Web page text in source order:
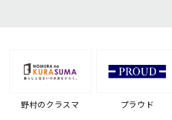
野村のクラスマ プラウド